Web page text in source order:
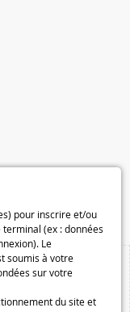
pour inscrire et/ou
(ex : données
Le
soumis à votre
sur votre
du site et